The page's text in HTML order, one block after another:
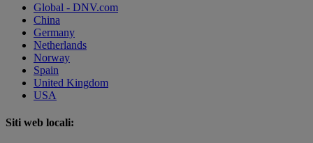
Global - DNV.com
China
Germany
Netherlands
Norway
Spain
United Kingdom
USA
Siti web locali: